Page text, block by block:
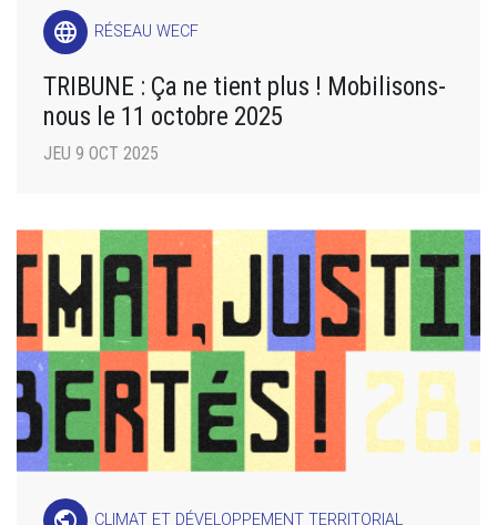
language RÉSEAU WECF
TRIBUNE : Ça ne tient plus ! Mobilisons-
nous le 11 octobre 2025
JEU 9 OCT 2025
CLIMAT ET DÉVELOPPEMENT TERRITORIAL